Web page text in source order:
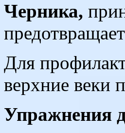
Черника,
Для
верхние веки
Упражнения